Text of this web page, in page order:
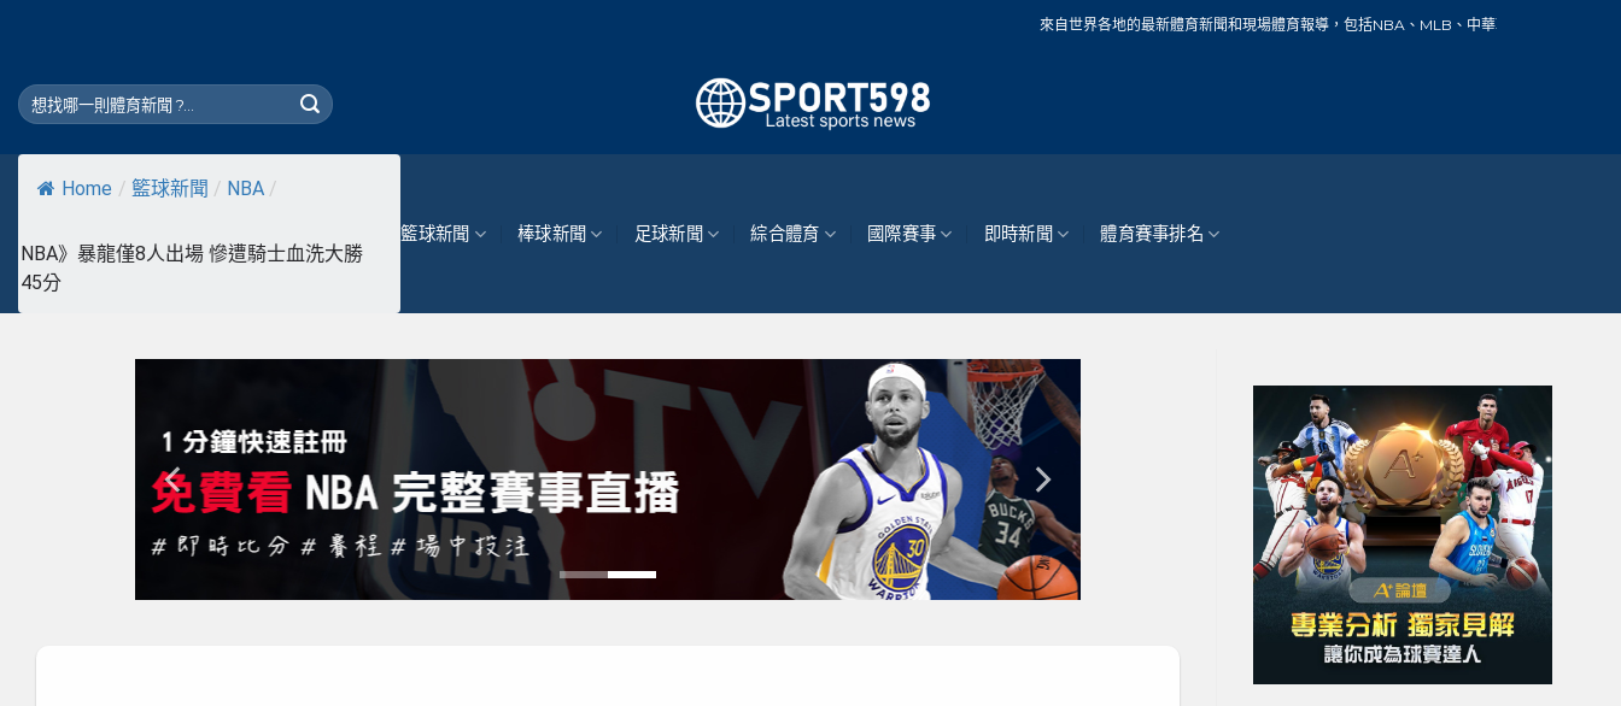
來自世界各地的最新體育新聞和現場體育報導，包括NBA、MLB、中華職棒、籃球、網球、足球、賽
Home / 籃球新聞 / NBA /
NBA》暴龍僅8人出場 慘遭騎士血洗大勝
45分
籃球新聞 棒球新聞 足球新聞 綜合體育 國際賽事 即時新聞 體育賽事排名